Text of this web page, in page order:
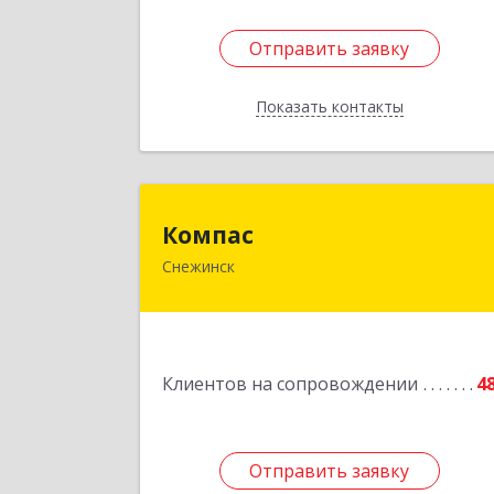
Отправить заявку
Показать контакты
Отправить заявку
Назад
Компас
Снежинск
Клиентов на сопровождении
Отправить заявку
456776, Челябинская обл, Снежинск г,
Отправить заявку